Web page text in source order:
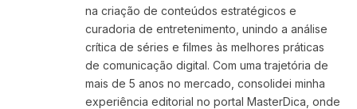
na criação de conteúdos estratégicos e
curadoria de entretenimento, unindo a análise
crítica de séries e filmes às melhores práticas
de comunicação digital. Com uma trajetória de
mais de 5 anos no mercado, consolidei minha
experiência editorial no portal MasterDica, onde